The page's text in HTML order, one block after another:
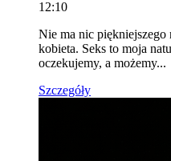
12:10
Nie ma nic
kobieta. Seks to moja
oczekujemy, a możemy...
Szczegóły